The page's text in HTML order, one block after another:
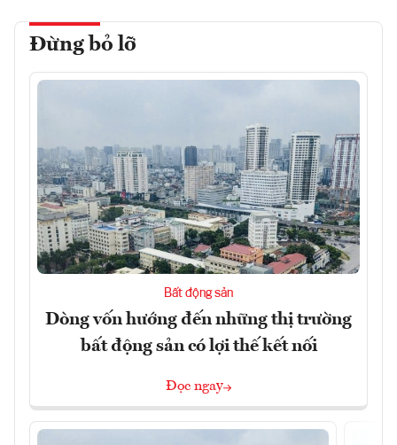
Đừng bỏ lỡ
Bất động sản
Dòng vốn hướng đến những thị trường
bất động sản có lợi thế kết nối
Đọc ngay